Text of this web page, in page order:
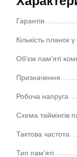
Гарантія
Кількість планок
Об'єм пам'яті
Призначення
Робоча напруга
Схема таймінгів
Тактова частота
Тип пам'яті